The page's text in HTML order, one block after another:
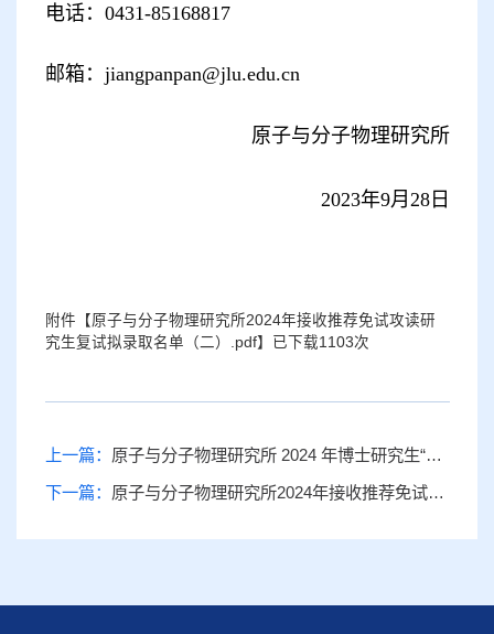
电话： 0431-85168817
邮箱： jiangpanpan@jlu.edu.cn
原子与分子物理研究所
2023年9月 28日
附件【 原子与分子物理研究所2024年接收推荐免试攻读研
究生复试拟录取名单（二）.pdf】已下载1103次
上一篇： 原子与分子物理研究所 2024 年博士研究生“申请考核制”招生实施细则
下一篇： 原子与分子物理研究所2024年接收推荐免试攻读研究生复试拟录取名单公示（一）